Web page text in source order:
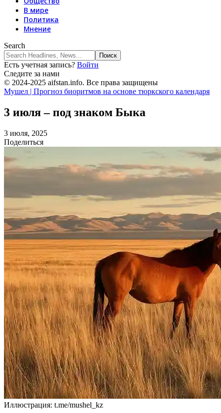
В мире
Политика
Мнение
Search
Есть учетная запись? Войти
Следите за нами
© 2024-2025 aifstan.info. Все права защищены
Мушел | Прогноз биоритмов на основе тюркского календаря
3 июля – под знаком Быка
3 июля, 2025
Поделиться
Иллюстрация: t.me/mushel_kz